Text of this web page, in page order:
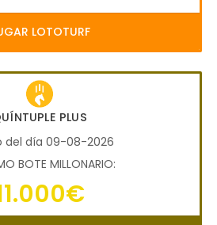
LOTOTURF
PLUS
del día 09-08-2026
BOTE MILLONARIO: